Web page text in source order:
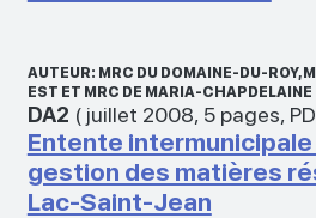
AUTEUR: MRC DU DOMAINE-DU-ROY,
EST ET MRC DE MARIA-CHAPDELAINE
DA2 ( juillet 2008, 5 pages,
Entente intermunicipale
gestion des matières
Lac-Saint-Jean